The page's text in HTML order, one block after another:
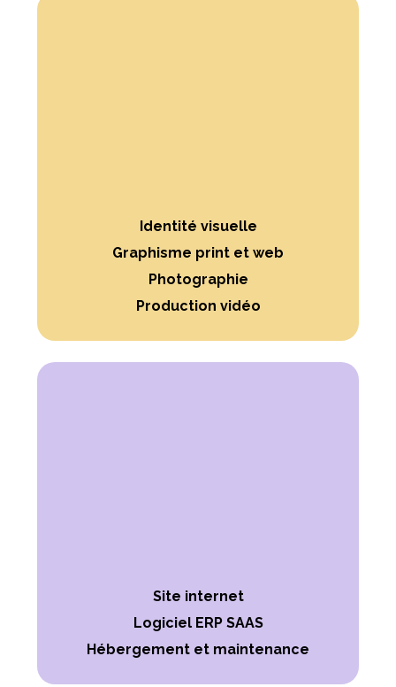
Identité visuelle
Graphisme print et web
Photographie
Production vidéo
Site internet
Logiciel ERP SAAS
Hébergement et maintenance